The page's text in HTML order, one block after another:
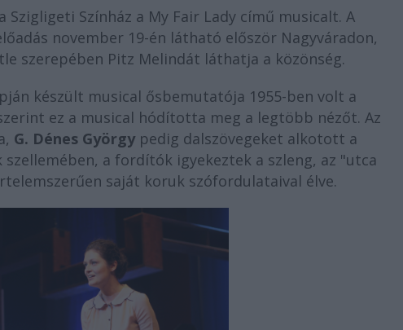
Szigligeti Színház a My Fair Lady című musicalt. A
november 19-én látható először Nagyváradon,
szerepében Pitz Melindát láthatja a közönség.
készült musical ősbemutatója 1955-ben volt a
ez a musical hódította meg a legtöbb nézőt. Az
G. Dénes György pedig dalszövegeket alkotott a
szellemében, a fordítók igyekeztek a szleng, az "utca
saját koruk szófordulataival élve.